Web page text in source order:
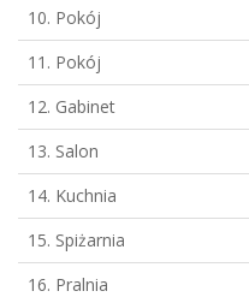
10. Pokój
11. Pokój
12. Gabinet
13. Salon
14. Kuchnia
15. Spiżarnia
16. Pralnia